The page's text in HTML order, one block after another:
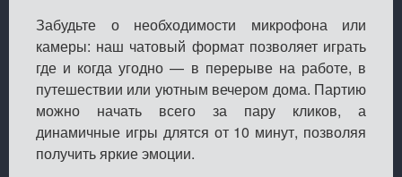
Забудьте о необходимости микрофона или
камеры: наш чатовый формат позволяет играть
где и когда угодно — в перерыве на работе, в
путешествии или уютным вечером дома. Партию
можно начать всего за пару кликов, а
динамичные игры длятся от 10 минут, позволяя
получить яркие эмоции.